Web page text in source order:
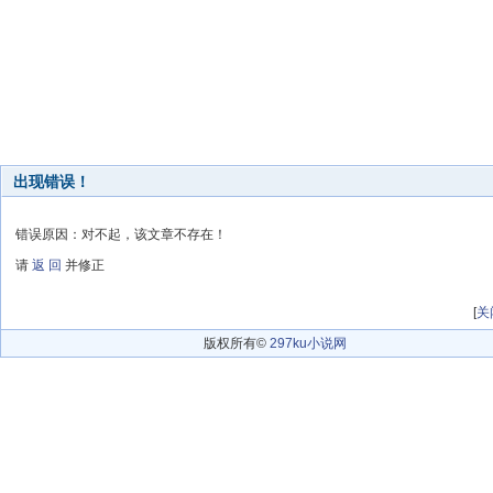
出现错误！
错误原因：对不起，该文章不存在！
请 返 回 并修正
[关
版权所有© 297ku小说网